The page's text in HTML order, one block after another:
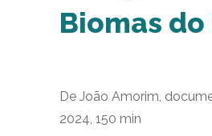
Biomas
De João Amorim,
2024, 150 min